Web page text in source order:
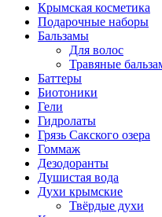
Крымская косметика
Подарочные наборы
Бальзамы
Для волос
Травяные
Баттеры
Биотоники
Гели
Гидролаты
Грязь Сакского озера
Гоммаж
Дезодоранты
Душистая вода
Духи крымские
Твёрдые духи